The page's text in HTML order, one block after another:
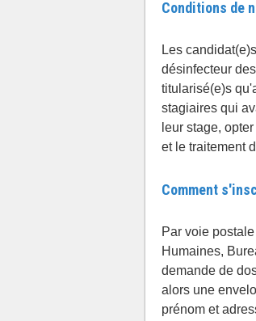
Conditions de
Les
désinfecteur
titularisé(e)s
stagiaires qui
leur stage,
et le traitement
Comment
Par voie
Humaines,
demande de
alors une
prénom et